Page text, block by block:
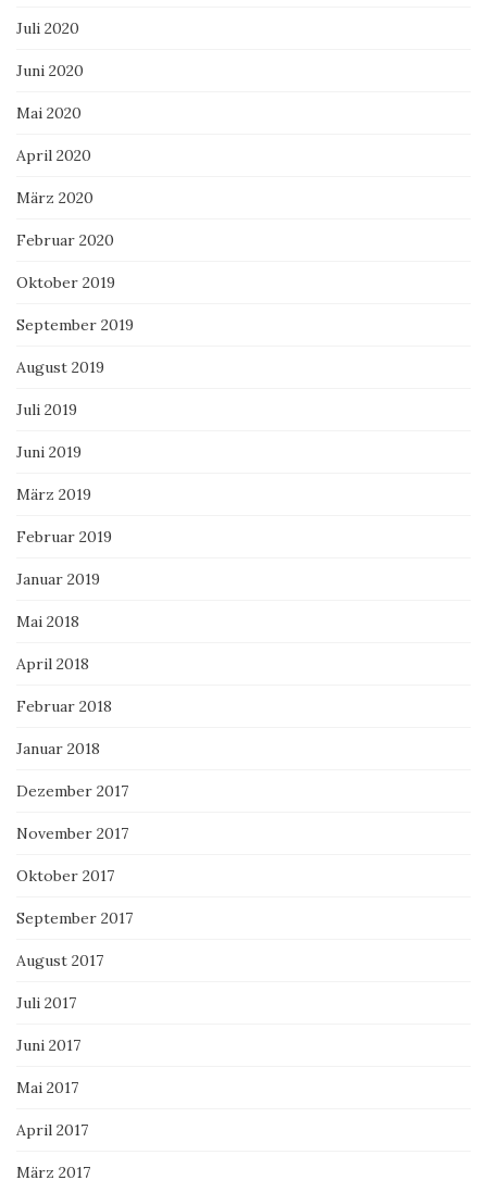
Juli 2020
Juni 2020
Mai 2020
April 2020
März 2020
Februar 2020
Oktober 2019
September 2019
August 2019
Juli 2019
Juni 2019
März 2019
Februar 2019
Januar 2019
Mai 2018
April 2018
Februar 2018
Januar 2018
Dezember 2017
November 2017
Oktober 2017
September 2017
August 2017
Juli 2017
Juni 2017
Mai 2017
April 2017
März 2017